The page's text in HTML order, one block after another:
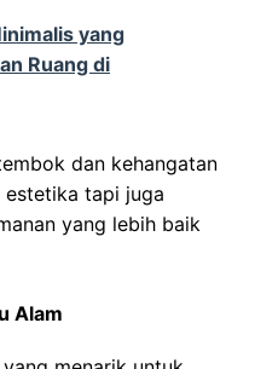
yang
Ruang di
dan kehangatan
estetika tapi juga
yang lebih baik
Alam